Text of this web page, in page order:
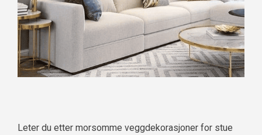
Leter du etter morsomme veggdekorasjoner for stue